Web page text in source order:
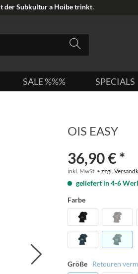
der Subkultur a Hoibe trinkt.
SALE %%% SPECIALS
OIS EASY
36,90 € *
inkl. MwSt. • zzgl.
geliefert in 4-6
Farbe
Größe Retouren